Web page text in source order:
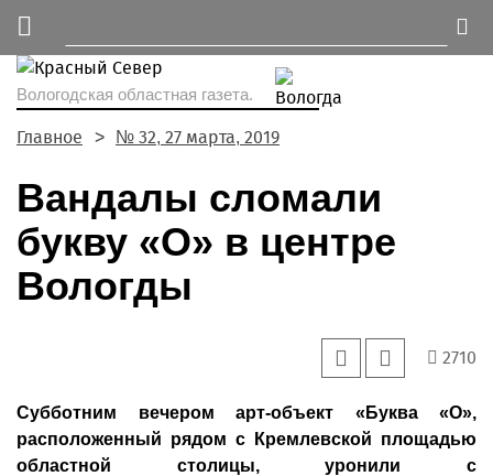
Вологодская областная газета.
Главное № 32, 27 марта, 2019
Вандалы сломали
букву «О» в центре
Вологды
2710
Субботним вечером арт-объект «Буква «О»,
расположенный рядом с Кремлевской площадью
областной столицы, уронили с